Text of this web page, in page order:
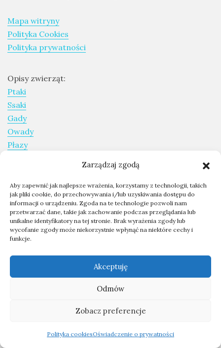
Zarządzaj zgodą
Aby zapewnić jak najlepsze wrażenia, korzystamy z technologii, takich
jak pliki cookie, do przechowywania i/lub uzyskiwania dostępu do
informacji o urządzeniu. Zgoda na te technologie pozwoli nam
przetwarzać dane, takie jak zachowanie podczas przeglądania lub
unikalne identyfikatory na tej stronie. Brak wyrażenia zgody lub
wycofanie zgody może niekorzystnie wpłynąć na niektóre cechy i
funkcje.
Akceptuję
Odmów
Zobacz preferencje
Polityka cookiesOświadczenie o prywatności
Mapa witryny
Polityka Cookies
Polityka prywatności
Opisy zwierząt:
Ptaki
Ssaki
Gady
Owady
Płazy
Ekwipunek
Wyprawy
Poradnik
Ochrona przyrody
Trip reports in english:
Współpraca - kontakt